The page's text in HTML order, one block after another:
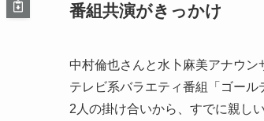
番組共演がきっかけ
中村倫也さんと水卜麻美アナウ
テレビ系バラエティ番組「ゴー
2人の掛け合いから、すでに親し